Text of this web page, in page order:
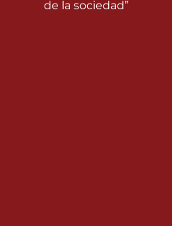
de la sociedad”